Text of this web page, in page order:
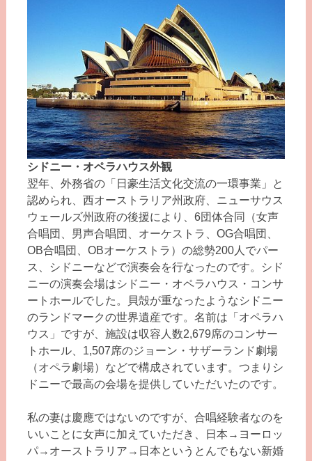
シドニー・オペラハウス外観
翌年、外務省の「日豪生活文化交流の一環事業」と
認められ、西オーストラリア州政府、ニューサウス
ウェールズ州政府の後援により、6団体合同（女声
合唱団、男声合唱団、オーケストラ、OG合唱団、
OB合唱団、OBオーケストラ）の総勢200人でパー
ス、シドニーなどで演奏会を行なったのです。シド
ニーの演奏会場はシドニー・オペラハウス・コンサ
ートホールでした。貝殻が重なったようなシドニー
のランドマークの世界遺産です。名前は「オペラハ
ウス」ですが、施設は収容人数2,679席のコンサー
トホール、1,507席のジョーン・サザーランド劇場
（オペラ劇場）などで構成されています。つまりシ
ドニーで最高の会場を提供していただいたのです。
私の妻は慶應ではないのですが、合唱経験者なのを
いいことに女声に加えていただき、日本→ヨーロッ
パ→オーストラリア→日本というとんでもない新婚